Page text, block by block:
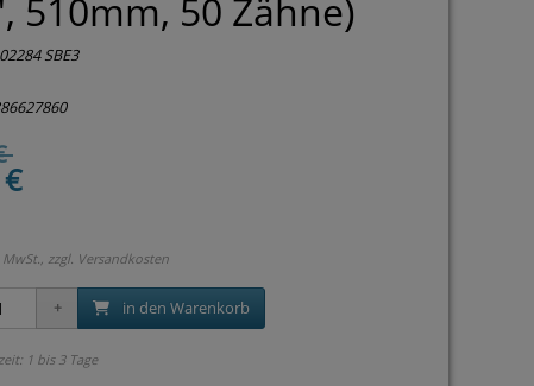
510mm, 50 Zähne)
02284 SBE3
zzgl. Versandkosten
in den Warenkorb
1 bis 3 Tage